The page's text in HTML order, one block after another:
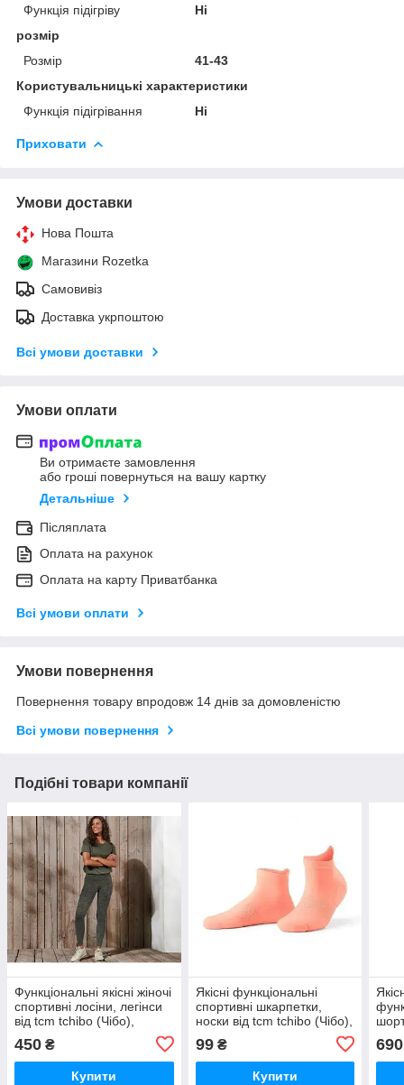
Функція підігріву
Ні
розмір
Розмір
41-43
Користувальницькі характеристики
Функція підігрівання
Ні
Приховати
Умови доставки
Нова Пошта
Магазини Rozetka
Самовивіз
Доставка укрпоштою
Всі умови доставки
Умови оплати
Ви отримаєте замовлення
або гроші повернуться на вашу картку
Детальніше
Післяплата
Оплата на рахунок
Оплата на карту Приватбанка
Всі умови оплати
Умови повернення
Повернення товару впродовж 14 днів за домовленістю
Всі умови повернення
Подібні товари компанії
Функціональні якісні жіночі
спортивні лосіни, легінси
від tcm tchibo (Чібо),
450 ₴
Купити
Якісні функціональні
спортивні шкарпетки,
носки від tcm tchibo (Чібо),
унісекс
99₴
Купити
690